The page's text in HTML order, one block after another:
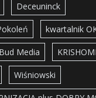
Deceuninck
kwartalnik
Media
Wiśniowski